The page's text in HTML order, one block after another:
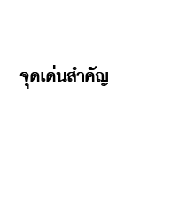
จุดเด่นสำคัญ